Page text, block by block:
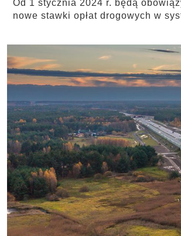
Od 1 stycznia 2024 r. będą
nowe stawki opłat drogowych w